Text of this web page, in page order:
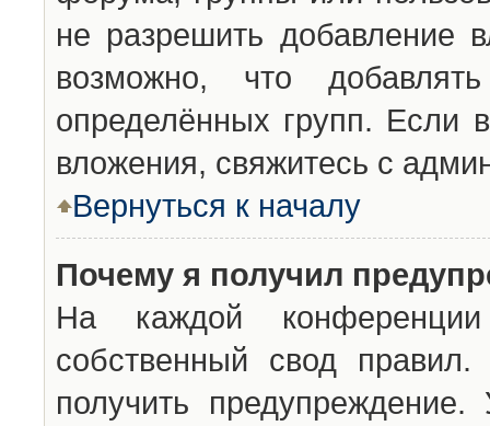
не разрешить добавление
возможно, что
определённых групп. Если
вложения, свяжитесь с
Вернуться к началу
Почему я получил
На каждой конференции
собственный свод
получить